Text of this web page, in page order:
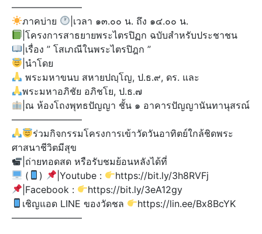
———————–
ภาคบ่าย
|เวลา ๑๓.๐๐ น. ถึง ๑๔.๐๐ น.
|โครงการสาธยายพระไตรปิฏก ฉบับสำหรับประชาชน
|เรื่อง ” โสเภณีในพระไตรปิฎก ”
|นำโดย
พระมหาขนบ สหายปญฺโญ, ป.ธ.๙, ดร. และ
พระมหาอภิชัย อภิชโย, ป.ธ.๗
|ณ ห้องโถงพุทธปัญญา ชั้น ๑ อาคารปัญญานันทานุสรณ์
———————–
ร่วมกิจกรรมโครงการเข้าวัดวันอาทิตย์ใกล้ชิดพระ
ศาสนาชีวิตมีสุข
|ถ่ายทอดสด หรือรับชมย้อนหลังได้ที่
(
)​ |Youtube :
https://bit.ly/3h8RVFj
|Facebook :
https://bit.ly/3eA12gy
เชิญแอด LINE ของวัดชล
https://lin.ee/Bx8BcYK
———————–